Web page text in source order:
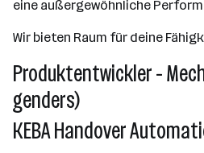
eine außergewöhnliche
Wir bieten Raum für deine
Produktentwickler -
genders)
KEBA Handover